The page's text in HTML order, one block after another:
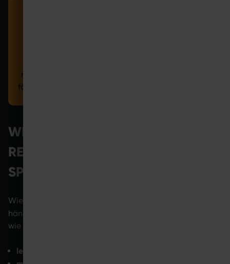
niedrigintensive Programme, die die Durchblutung
fördern und zur muskulären Entspannung beitragen.
WIE LANGE DAUERT
REGENERATION NACH DEM
SPORT?
Wie lange du nach dem Sport regenerieren solltest,
hängt stark davon ab,
wie dein allgemeiner Trainingszustand ist:
leichte Belastung: